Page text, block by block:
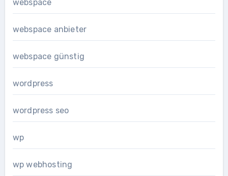
webspace
webspace anbieter
webspace günstig
wordpress
wordpress seo
wp
wp webhosting